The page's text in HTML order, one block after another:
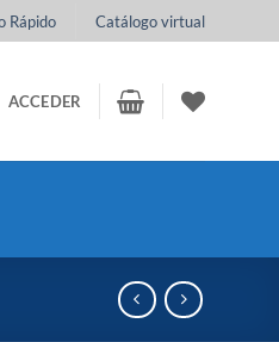
Rápido Catálogo virtual
ACCEDER